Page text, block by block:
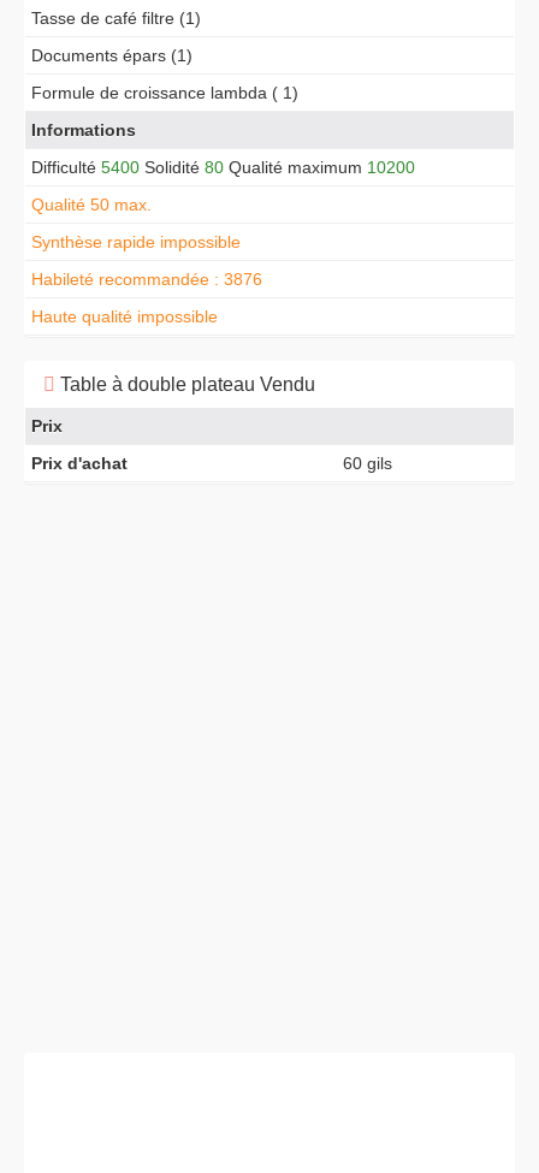
Tasse de café filtre (1)
Documents épars (1)
Formule de croissance lambda ( 1)
Informations
Difficulté 5400 Solidité 80 Qualité maximum 10200
Qualité 50 max.
Synthèse rapide impossible
Habileté recommandée : 3876
Haute qualité impossible
Table à double plateau Vendu
Prix
Prix d'achat
60 gils